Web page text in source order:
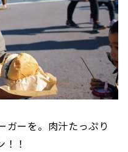
ガーを。肉汁たっぷり
！